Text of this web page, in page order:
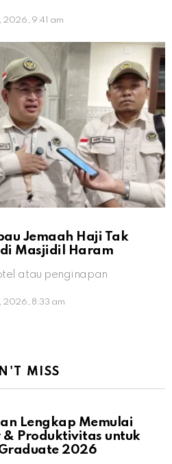
2026, 9:41 am
Jemaah Haji Tak
Masjidil Haram
atau penginapan
2026, 8:33 am
MISS
Lengkap Memulai
& Produktivitas untuk
Graduate 2026